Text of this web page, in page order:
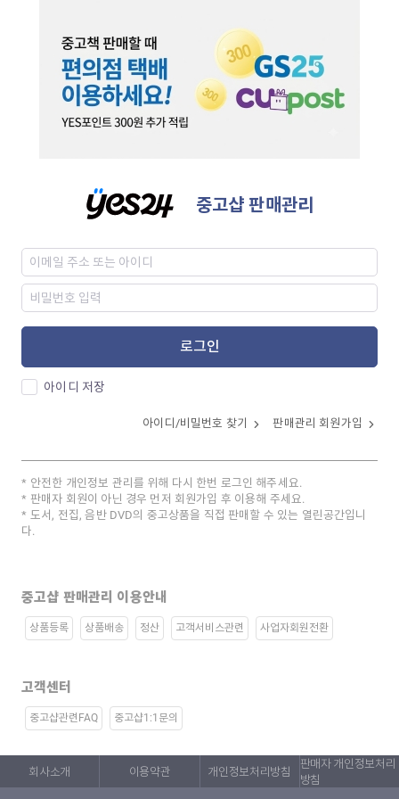
중고샵 판매관리
로그인
아이디 저장
아이디/비밀번호 찾기 판매관리 회원가입
안전한 개인정보 관리를 위해 다시 한번 로그인 해주세요.
판매자 회원이 아닌 경우 먼저 회원가입 후 이용해 주세요.
도서, 전집, 음반 DVD의 중고상품을 직접 판매할 수 있는 열린공간입니
다.
중고샵 판매관리 이용안내
상품등록 상품배송 정산 고객서비스관련 사업자회원전환
고객센터
중고샵관련FAQ 중고샵1:1문의
회사소개 이용약관 개인정보처리방침
판매자 개인정보처리
방침